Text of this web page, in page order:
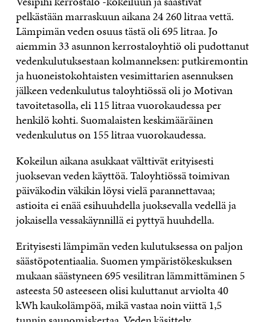
pelkästään marraskuun aikana 24 260 litraa vettä.
Lämpimän veden osuus tästä oli 695 litraa. Jo
aiemmin 33 asunnon kerrostaloyhtiö oli pudottanut
vedenkulutuksestaan kolmanneksen: putkiremontin
ja huoneistokohtaisten vesimittarien asennuksen
jälkeen vedenkulutus taloyhtiössä oli jo Motivan
tavoitetasolla, eli 115 litraa vuorokaudessa per
henkilö kohti. Suomalaisten keskimääräinen
vedenkulutus on 155 litraa vuorokaudessa.
Kokeilun aikana asukkaat välttivät erityisesti
juoksevan veden käyttöä. Taloyhtiössä toimivan
päiväkodin väkikin löysi vielä parannettavaa;
astioita ei enää esihuuhdella juoksevalla vedellä ja
jokaisella vessakäynnillä ei pyttyä huuhdella.
Erityisesti lämpimän veden kulutuksessa on paljon
säästöpotentiaalia. Suomen ympäristökeskuksen
mukaan säästyneen 695 vesilitran lämmittäminen 5
asteesta 50 asteeseen olisi kuluttanut arviolta 40
kWh kaukolämpöä, mikä vastaa noin viittä 1,5